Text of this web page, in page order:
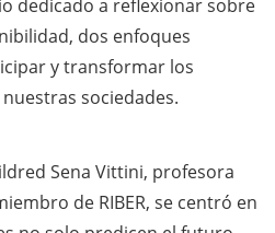
dedicado a reflexionar sobre
dos enfoques
y transformar los
sociedades.
Sena Vittini, profesora
de RIBER, se centró en